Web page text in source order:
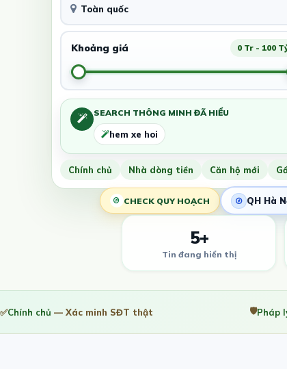
Toàn quốc
Khoảng giá 0 Tr - 100
SEARCH THÔNG MINH ĐÃ HIỂU
hem xe hoi
Chính chủ Nhà dòng tiền Căn hộ mới
CHECK QUY HOẠCH QH Hà
5+
Tin đang hiển thị
✅Chính chủ — Xác minh SĐT thật 🛡️Pháp